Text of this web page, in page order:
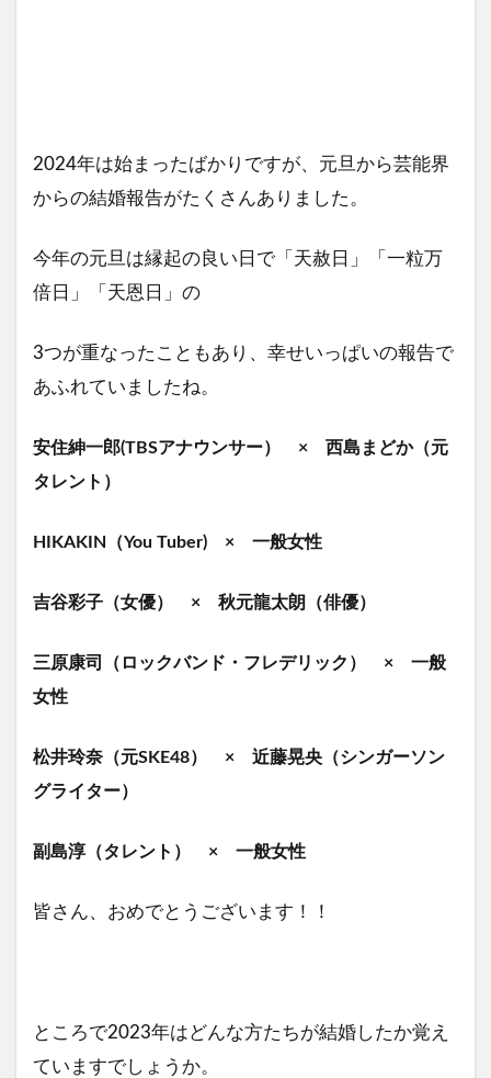
2024年は始まったばかりですが、元旦から芸能界
からの結婚報告がたくさんありました。
今年の元旦は縁起の良い日で「天赦日」「一粒万
倍日」「天恩日」の
3つが重なったこともあり、幸せいっぱいの報告で
あふれていましたね。
安住紳一郎(TBSアナウンサー） × 西島まどか（元
タレント）
HIKAKIN（You Tuber) × 一般女性
吉谷彩子（女優） × 秋元龍太朗（俳優）
三原康司（ロックバンド・フレデリック） × 一般
女性
松井玲奈（元SKE48） × 近藤晃央（シンガーソン
グライター）
副島淳（タレント） × 一般女性
皆さん、おめでとうございます！！
ところで2023年はどんな方たちが結婚したか覚え
ていますでしょうか。